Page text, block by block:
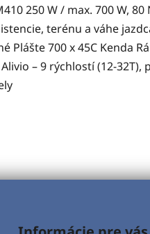
250 W / max. 700 W, 80
terénu a váhe
700 x 45C Kenda
– 9 rýchlostí (12-